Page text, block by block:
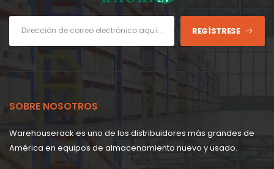
REGÍSTRESE
SOBRE NOSOTROS
Warehouserack es uno de los distribuidores más grandes de
América en equipos de almacenamiento nuevo y usado.